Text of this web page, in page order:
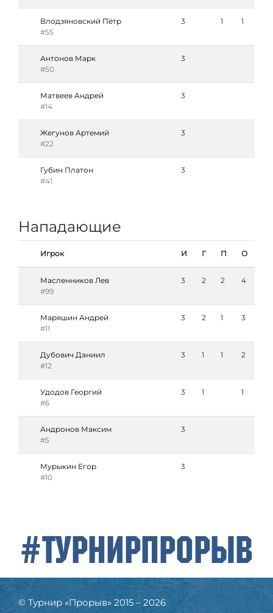
Влодзяновский Пётр
#55
3 1 1
Антонов Марк
#50
3
Матвеев Андрей
#14
3
Жегунов Артемий
#22
3
Губин Платон
#41
3
Нападающие
Игрок И Г П О
Масленников Лев
#99
3 2 2 4
Маряшин Андрей
#11
3 2 1 3
Дубович Даниил
#12
3 1 1 2
Удодов Георгий
#6
3 1 1
Андронов Максим
#5
3
Мурыкин Егор
#10
3
#ТурнирПрорыв
© Турнир «Прорыв» 2015 – 2026